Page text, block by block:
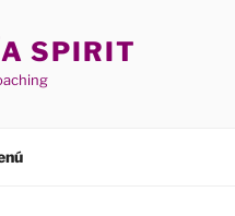
SPIRIT